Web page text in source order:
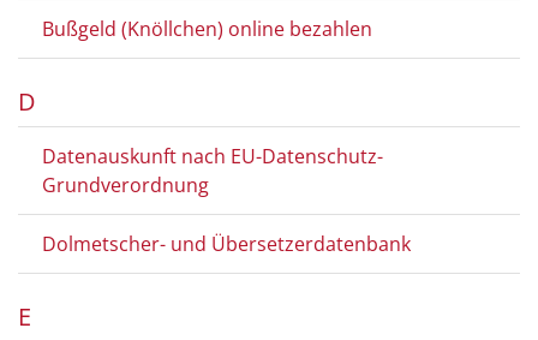
Bußgeld (Knöllchen) online bezahlen
D
Datenauskunft nach EU-Datenschutz-
Grundverordnung
Dolmetscher- und Übersetzerdatenbank
E